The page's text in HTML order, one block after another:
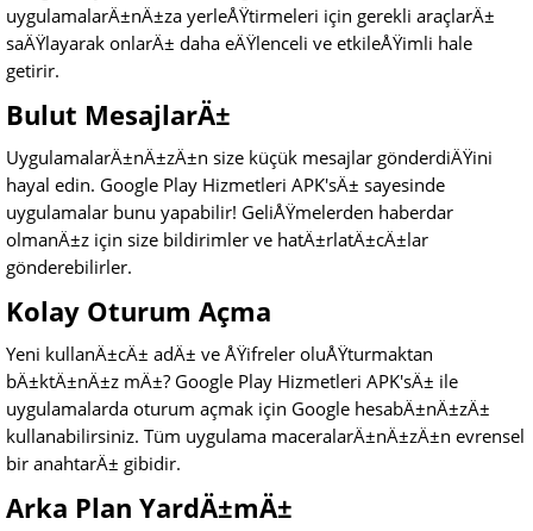
uygulamalarÄ±nÄ±za yerleÅŸtirmeleri için gerekli araçlarÄ±
saÄŸlayarak onlarÄ± daha eÄŸlenceli ve etkileÅŸimli hale
getirir.
Bulut MesajlarÄ±
UygulamalarÄ±nÄ±zÄ±n size küçük mesajlar gönderdiÄŸini
hayal edin. Google Play Hizmetleri APK'sÄ± sayesinde
uygulamalar bunu yapabilir! GeliÅŸmelerden haberdar
olmanÄ±z için size bildirimler ve hatÄ±rlatÄ±cÄ±lar
gönderebilirler.
Kolay Oturum Açma
Yeni kullanÄ±cÄ± adÄ± ve ÅŸifreler oluÅŸturmaktan
bÄ±ktÄ±nÄ±z mÄ±? Google Play Hizmetleri APK'sÄ± ile
uygulamalarda oturum açmak için Google hesabÄ±nÄ±zÄ±
kullanabilirsiniz. Tüm uygulama maceralarÄ±nÄ±zÄ±n evrensel
bir anahtarÄ± gibidir.
Arka Plan YardÄ±mÄ±